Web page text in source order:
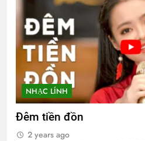
NHẠC LÍNH
Đêm tiền đồn
2 years ago